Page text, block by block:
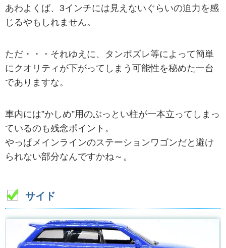
あわよくば、3インチには見えないぐらいの迫力を感
じるやもしれません。
ただ・・・それゆえに、タンポズレ等によって簡単
にクオリティが下がってしまう可能性を秘めた一台
でありますな。
車内には”かしめ”用のぶっとい柱が一本立ってしまっ
ているのも残念ポイント。
やっぱメインラインのステーションワゴンだと避け
られない部分なんですかね～。
サイド